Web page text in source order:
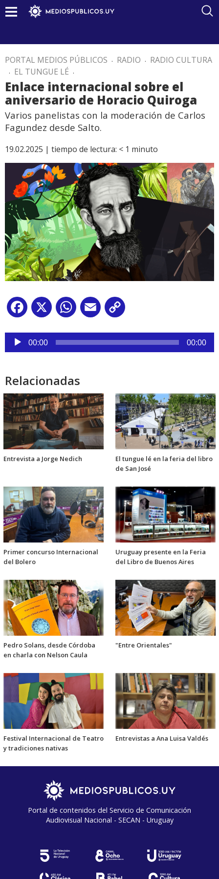
PORTAL MEDIOS PÚBLICOS . RADIO . RADIO CULTURA
. EL TUNGUE LÉ .
Enlace internacional sobre el
aniversario de Horacio Quiroga
Varios panelistas con la moderación de Carlos
Fagundez desde Salto.
19.02.2025 | tiempo de lectura: < 1 minuto
Facebook
X WhatsApp
Email
Reproductor
audio
00:00 00:00
Relacionadas
Entrevista a Jorge Nedich
El tungue lé en la feria del libro
de San José
Primer concurso Internacional
del Bolero
Uruguay presente en la Feria
del Libro de Buenos Aires
Pedro Solans, desde Córdoba
en charla con Nelson Caula
"Entre Orientales"
Festival Internacional de Teatro
y tradiciones nativas
Entrevistas a Ana Luisa Valdés
Portal de contenidos del Servicio de Comunicación
Audiovisual Nacional - SECAN - Uruguay